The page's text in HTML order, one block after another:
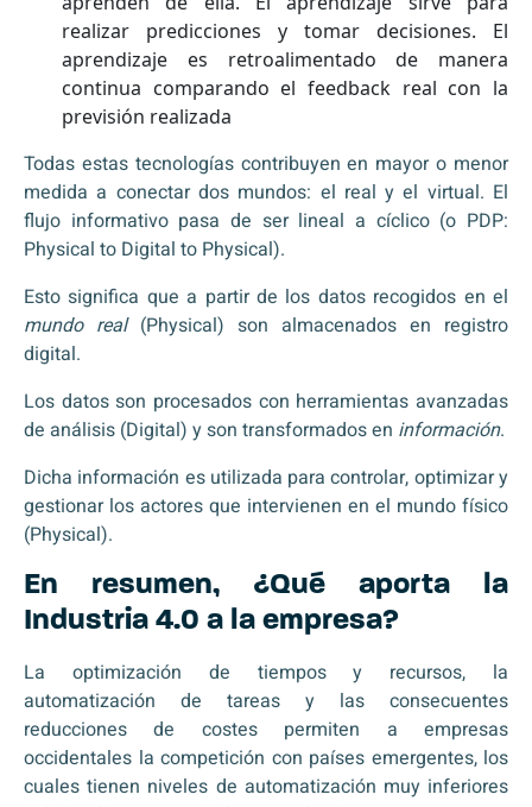
realizar predicciones y tomar decisiones. El
aprendizaje es retroalimentado de manera
continua comparando el feedback real con la
previsión realizada
Todas estas tecnologías contribuyen en mayor o menor
medida a conectar dos mundos: el real y el virtual. El
flujo informativo pasa de ser lineal a cíclico (o PDP:
Physical to Digital to Physical).
Esto significa que a partir de los datos recogidos en el
mundo real (Physical) son almacenados en registro
digital.
Los datos son procesados con herramientas avanzadas
de análisis (Digital) y son transformados en información.
Dicha información es utilizada para controlar, optimizar y
gestionar los actores que intervienen en el mundo físico
(Physical).
En resumen, ¿Qué aporta la
Industria 4.0 a la empresa?
La optimización de tiempos y recursos, la
automatización de tareas y las consecuentes
reducciones de costes permiten a empresas
occidentales la competición con países emergentes, los
cuales tienen niveles de automatización muy inferiores